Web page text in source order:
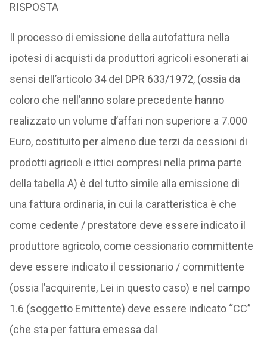
RISPOSTA
Il processo di emissione della autofattura nella
ipotesi di acquisti da produttori agricoli esonerati ai
sensi dell’articolo 34 del DPR 633/1972, (ossia da
coloro che nell’anno solare precedente hanno
realizzato un volume d’affari non superiore a 7.000
Euro, costituito per almeno due terzi da cessioni di
prodotti agricoli e ittici compresi nella prima parte
della tabella A) è del tutto simile alla emissione di
una fattura ordinaria, in cui la caratteristica è che
come cedente / prestatore deve essere indicato il
produttore agricolo, come cessionario committente
deve essere indicato il cessionario / committente
(ossia l’acquirente, Lei in questo caso) e nel campo
1.6 (soggetto Emittente) deve essere indicato “CC”
(che sta per fattura emessa dal